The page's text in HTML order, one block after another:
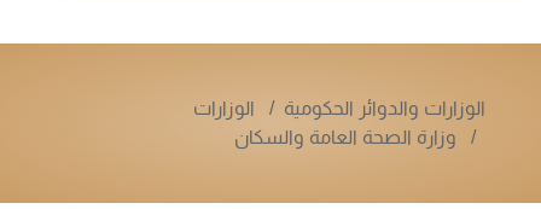
الوزارات والدوائر الحكومية
الوزارات
وزارة الصحة العامة والسكان